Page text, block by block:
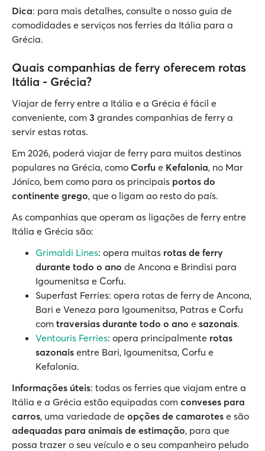
Dica: para mais detalhes, consulte o nosso guia de
comodidades e serviços nos ferries da Itália para a
Grécia.
Quais companhias de ferry oferecem rotas
Itália - Grécia?
Viajar de ferry entre a Itália e a Grécia é fácil e
conveniente, com 3 grandes companhias de ferry a
servir estas rotas.
Em 2026, poderá viajar de ferry para muitos destinos
populares na Grécia, como Corfu e Kefalonia, no Mar
Jónico, bem como para os principais portos do
continente grego, que o ligam ao resto do país.
As companhias que operam as ligações de ferry entre
Itália e Grécia são:
Grimaldi Lines: opera muitas rotas de ferry
durante todo o ano de Ancona e Brindisi para
Igoumenitsa e Corfu.
Superfast Ferries: opera rotas de ferry de Ancona,
Bari e Veneza para Igoumenitsa, Patras e Corfu
com traversias durante todo o ano e sazonais.
Ventouris Ferries: opera principalmente rotas
sazonais entre Bari, Igoumenitsa, Corfu e
Kefalonia.
Informações úteis: todas os ferries que viajam entre a
Itália e a Grécia estão equipadas com conveses para
carros, uma variedade de opções de camarotes e são
adequadas para animais de estimação, para que
possa trazer o seu veículo e o seu companheiro peludo